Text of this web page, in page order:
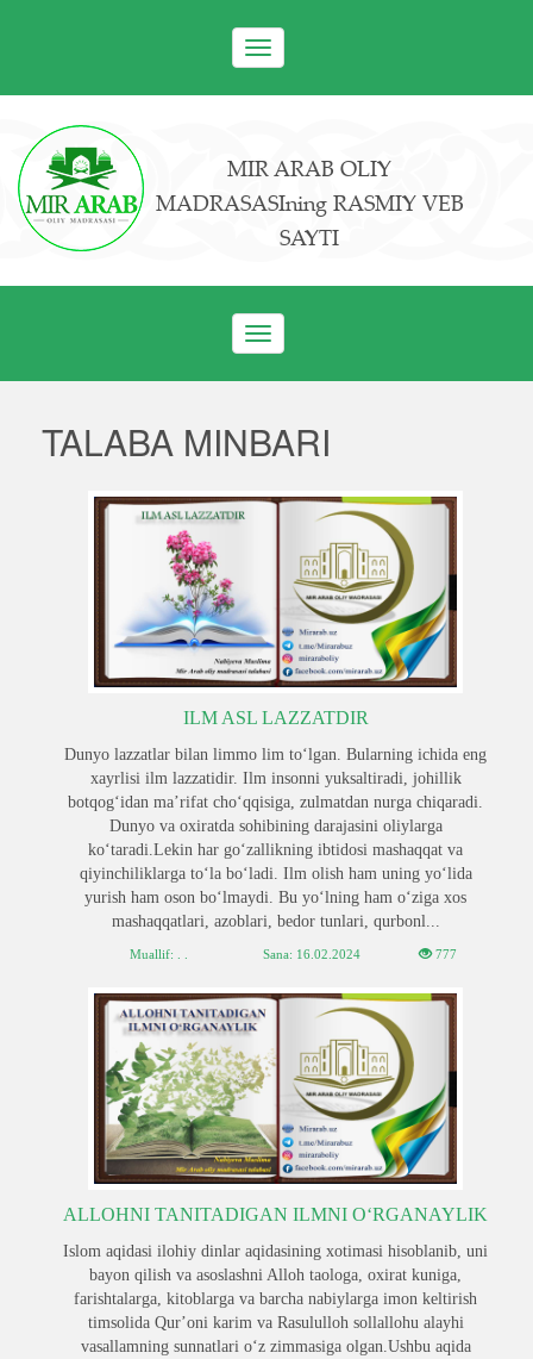
Toggle
navigation
MIR ARAB OLIY
MADRASASIning RASMIY VEB
SAYTI
Toggle
navigation
TALABA MINBARI
ILM ASL LAZZATDIR
Dunyo lazzatlar bilan limmo lim toʻlgan. Bularning ichida eng
xayrlisi ilm lazzatidir. Ilm insonni yuksaltiradi, johillik
botqogʻidan maʼrifat choʻqqisiga, zulmatdan nurga chiqaradi.
Dunyo va oxiratda sohibining darajasini oliylarga
koʻtaradi.Lekin har goʻzallikning ibtidosi mashaqqat va
qiyinchiliklarga toʻla boʻladi. Ilm olish ham uning yoʻlida
yurish ham oson boʻlmaydi. Bu yoʻlning ham oʻziga xos
mashaqqatlari, azoblari, bedor tunlari, qurbonl...
Muallif: . . Sana: 16.02.2024 777
ALLOHNI TANITADIGAN ILMNI OʻRGANAYLIK
Islom aqidasi ilohiy dinlar aqidasining xotimasi hisoblanib, uni
bayon qilish va asoslashni Alloh taologa, oxirat kuniga,
farishtalarga, kitoblarga va barcha nabiylarga imon keltirish
timsolida Qurʼoni karim va Rasululloh sollallohu alayhi
vasallamning sunnatlari oʻz zimmasiga olgan.Ushbu aqida